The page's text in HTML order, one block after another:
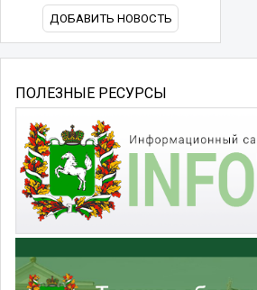
ДОБАВИТЬ НОВОСТЬ
ПОЛЕЗНЫЕ РЕСУРСЫ